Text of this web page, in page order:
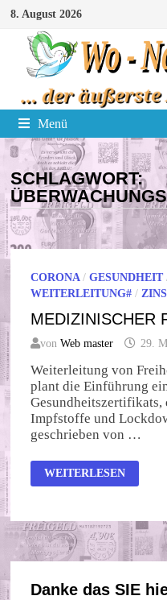
Zum
Inhalt
springen
8. August 2026
Menü
SCHLAGWORT:
CORONA/GESUNDHEIT
WEITERLEITUNG# /
MEDIZINISCHER
vonWeb master 29.
Weiterleitung von
plant die Einführung
Impfstoffe und
geschrieben von …
MEDIZINISCHER
FASCHISMUS
WEITERLESEN
Danke das SIE